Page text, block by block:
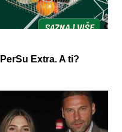
Extra. A ti?